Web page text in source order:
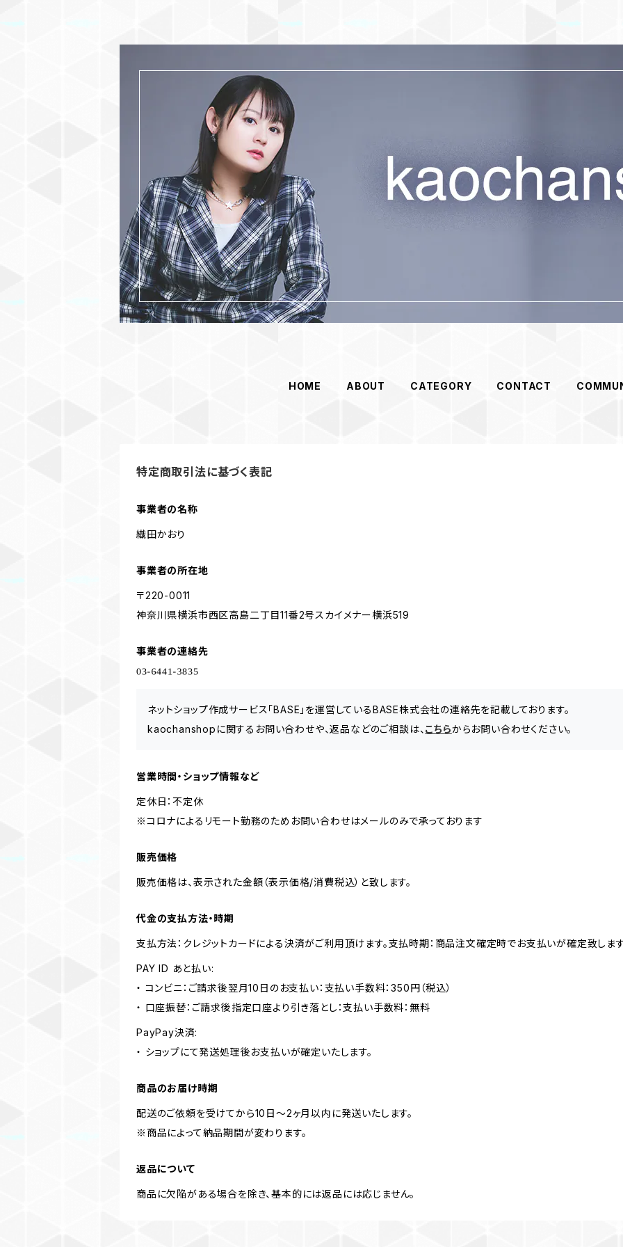
HOME ABOUT CATEGORY CONTACT
特定商取引法に基づく表記
事業者の名称
織田かおり
事業者の所在地
〒220-0011
神奈川県横浜市西区高島二丁目11番2号スカイメナー横浜519
事業者の連絡先
ネットショップ作成サービス「BASE」を運営しているBASE株式会社の連絡先を記載しております。
kaochanshopに関するお問い合わせや、返品などのご相談は、 こちらからお問い合わせください。
営業時間・ショップ情報など
定休日：不定休
※コロナによるリモート勤務のためお問い合わせはメールのみで承っております
販売価格
販売価格は、表示された金額（表示価格/消費税込）と致します。
代金の支払方法・時期
支払方法：クレジットカードによる決済がご利用頂けます。支払時期：商品注文確定時でお支払いが確定致します
PAY ID あと払い:
・ コンビニ：ご請求後翌月10日のお支払い：支払い手数料：350円（税込）
・ 口座振替：ご請求後指定口座より引き落とし：支払い手数料：無料
PayPay決済:
・ ショップにて発送処理後お支払いが確定いたします。
商品のお届け時期
配送のご依頼を受けてから10日〜2ヶ月以内に発送いたします。
※商品によって納品期間が変わります。
返品について
商品に欠陥がある場合を除き、基本的には返品には応じません。